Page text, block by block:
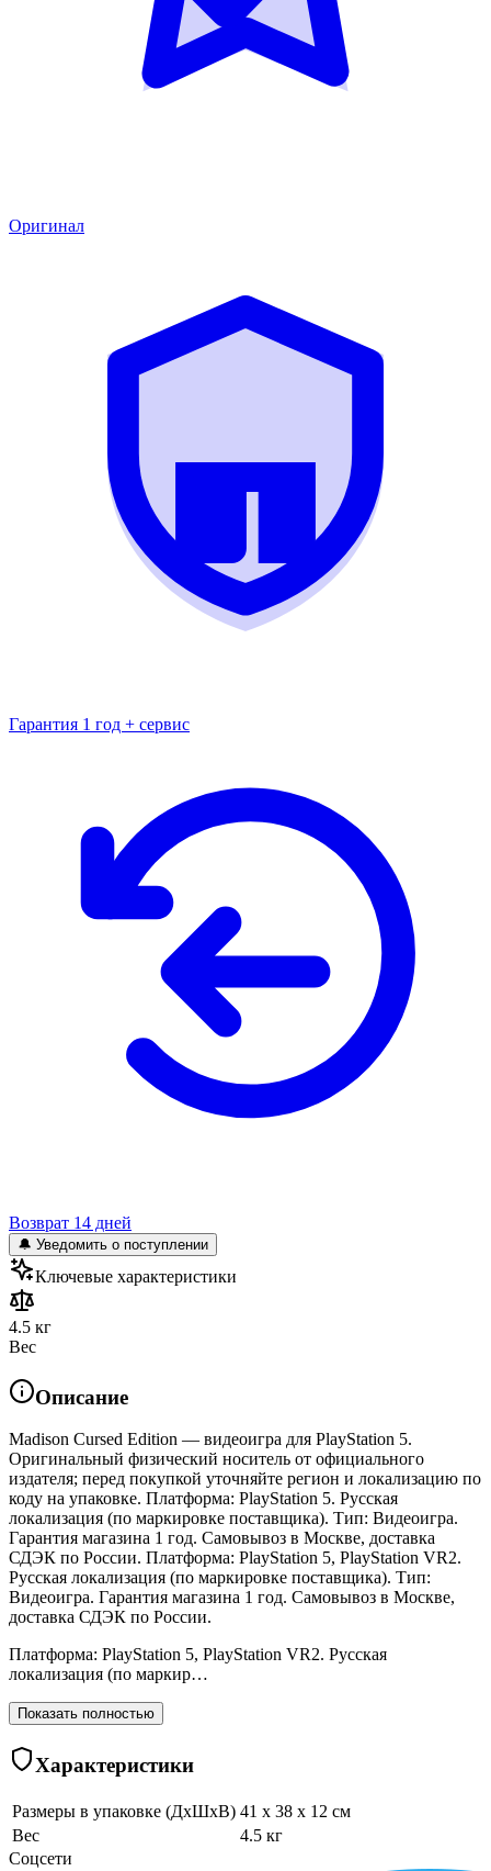
Оригинал
Гарантия 1 год + сервис
Возврат 14 дней
🔔 Уведомить о поступлении
Ключевые характеристики
4.5 кг
Вес
Описание
Madison Cursed Edition — видеоигра для PlayStation 5.
Оригинальный физический носитель от официального
издателя; перед покупкой уточняйте регион и локализацию по
коду на упаковке. Платформа: PlayStation 5. Русская
локализация (по маркировке поставщика). Тип: Видеоигра.
Гарантия магазина 1 год. Самовывоз в Москве, доставка
СДЭК по России. Платформа: PlayStation 5, PlayStation VR2.
Русская локализация (по маркировке поставщика). Тип:
Видеоигра. Гарантия магазина 1 год. Самовывоз в Москве,
доставка СДЭК по России.
Платформа: PlayStation 5, PlayStation VR2. Русская
локализация (по маркир…
Показать полностью
Характеристики
Размеры в упаковке (ДхШхВ) 41 x 38 x 12 см
Вес
4.5 кг
Соцсети